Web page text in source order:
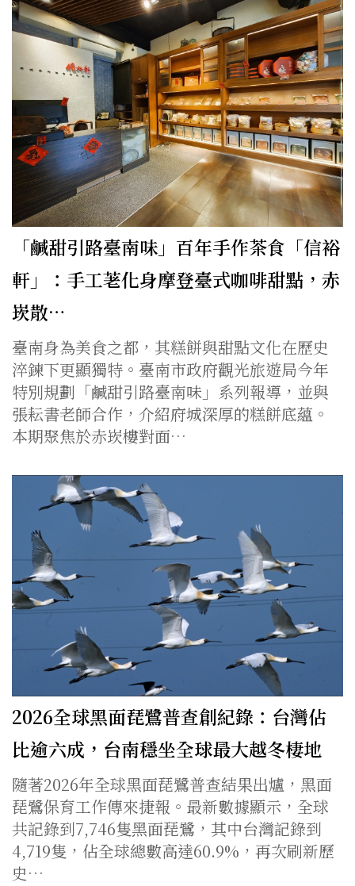
「鹹甜引路臺南味」百年手作茶食「信裕
軒」：手工荖化身摩登臺式咖啡甜點，赤
崁散…
臺南身為美食之都，其糕餅與甜點文化在歷史
淬鍊下更顯獨特。臺南市政府觀光旅遊局今年
特別規劃「鹹甜引路臺南味」系列報導，並與
張耘書老師合作，介紹府城深厚的糕餅底蘊。
本期聚焦於赤崁樓對面…
2026全球黑面琵鷺普查創紀錄：台灣佔
比逾六成，台南穩坐全球最大越冬棲地
隨著2026年全球黑面琵鷺普查結果出爐，黑面
琵鷺保育工作傳來捷報。最新數據顯示，全球
共記錄到7,746隻黑面琵鷺，其中台灣記錄到
4,719隻，佔全球總數高達60.9%，再次刷新歷
史…